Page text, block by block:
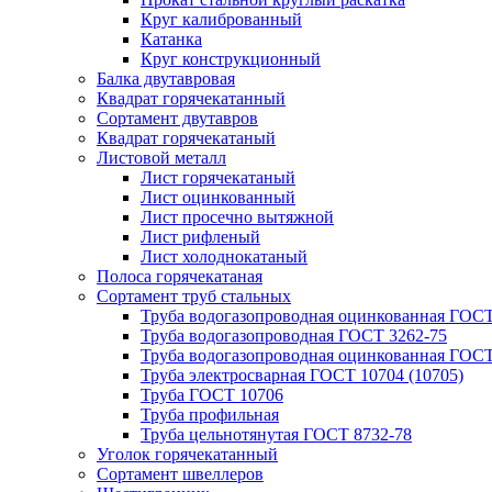
Круг калиброванный
Катанка
Круг конструкционный
Балка двутавровая
Квадрат горячекатанный
Сортамент двутавров
Квадрат горячекатаный
Листовой металл
Лист горячекатаный
Лист оцинкованный
Лист просечно вытяжной
Лист рифленый
Лист холоднокатаный
Полоса горячекатаная
Сортамент труб стальных
Труба водогазопроводная оцинкованная
Труба водогазопроводная ГОСТ 3262-75
Труба водогазопроводная оцинкованная
Труба электросварная ГОСТ 10704 (10705)
Труба ГОСТ 10706
Труба профильная
Труба цельнотянутая ГОСТ 8732-78
Уголок горячекатанный
Сортамент швеллеров